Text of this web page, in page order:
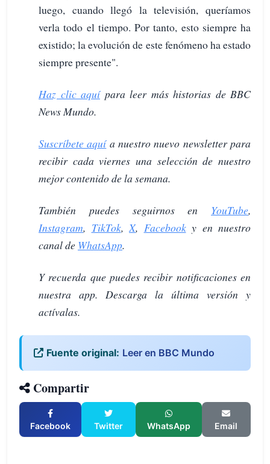
luego, cuando llegó la televisión, queríamos
verla todo el tiempo. Por tanto, esto siempre ha
existido; la evolución de este fenómeno ha estado
siempre presente".
Haz clic aquípara leer más historias de BBC
News Mundo.
Suscríbete aquía nuestro nuevo newsletter para
recibir cada viernes una selección de nuestro
mejor contenido de la semana.
También puedes seguirnos en YouTube,
Instagram, TikTok,X, Facebooky en nuestro
canal de WhatsApp.
Y recuerda que puedes recibir notificaciones en
nuestra app. Descarga la última versión y
actívalas.
Fuente original: Leer en BBC Mundo
Compartir
Facebook Twitter WhatsApp Email